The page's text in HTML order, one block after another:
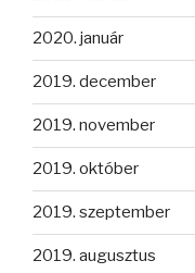
2020. január
2019. december
2019. november
2019. október
2019. szeptember
2019. augusztus